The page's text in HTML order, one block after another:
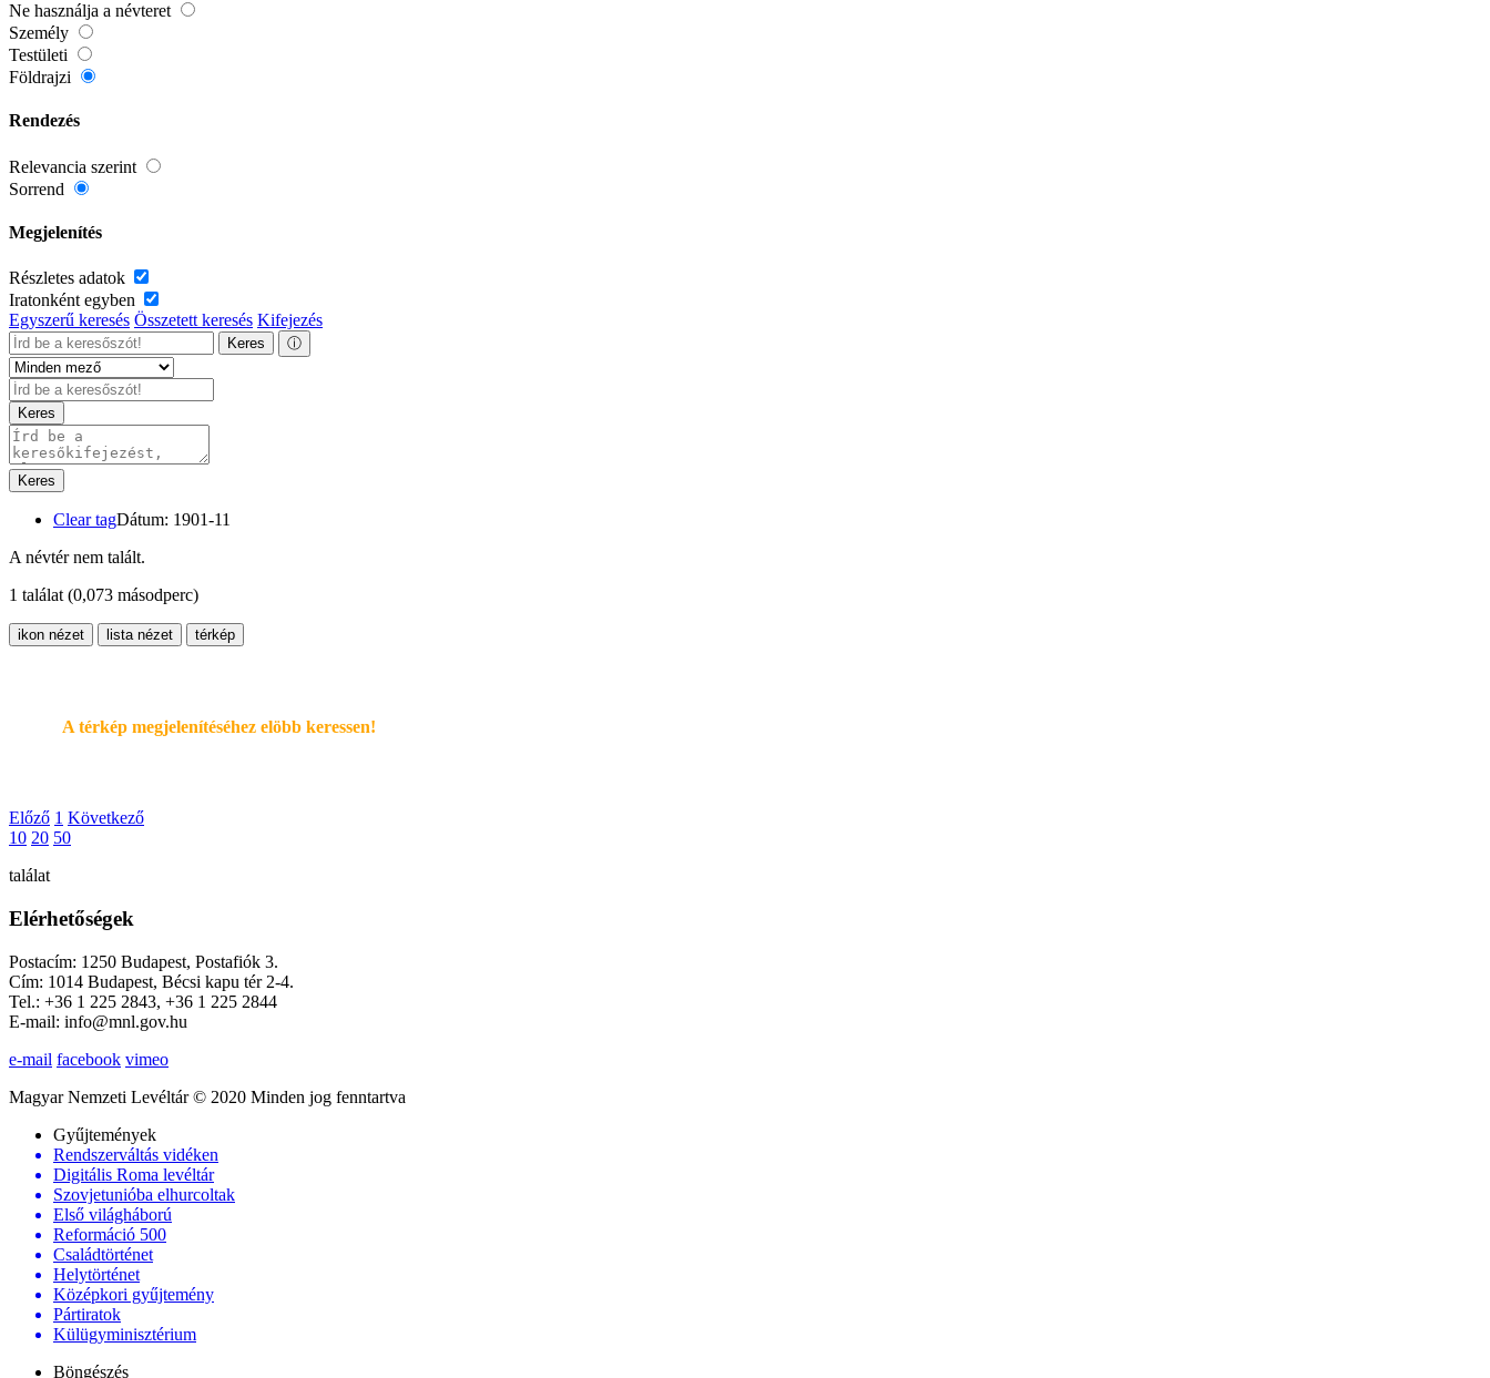
Ne használja a névteret
Személy
Testületi
Földrajzi
Rendezés
Relevancia szerint
Sorrend
Megjelenítés
Részletes adatok
Iratonként egyben
Egyszerű keresés Összetett keresés Kifejezés
Keres ⓘ
Keres
Keres
Clear tagDátum: 1901-11
A névtér nem talált.
1 találat (0,073 másodperc)
ikon nézet lista nézet térkép
A térkép megjelenítéséhez elöbb keressen!
Előző 1 Következő
10 20 50
találat
Elérhetőségek
Postacím: 1250 Budapest, Postafiók 3.
Cím: 1014 Budapest, Bécsi kapu tér 2-4.
Tel.: +36 1 225 2843, +36 1 225 2844
E-mail: info@mnl.gov.hu
e-mail facebook vimeo
Magyar Nemzeti Levéltár © 2020 Minden jog fenntartva
Gyűjtemények
Rendszerváltás vidéken
Digitális Roma levéltár
Szovjetunióba elhurcoltak
Első világháború
Reformáció 500
Családtörténet
Helytörténet
Középkori gyűjtemény
Pártiratok
Külügyminisztérium
Böngészés